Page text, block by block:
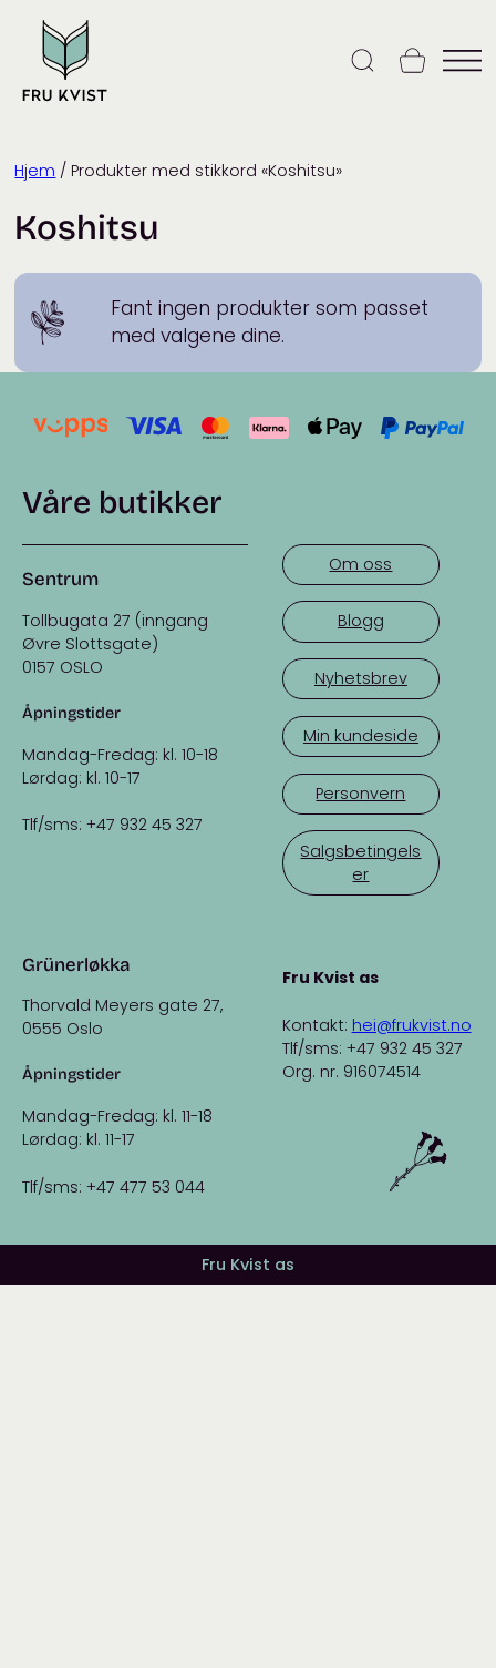
content
Hjem / Produkter med stikkord «Koshitsu»
Koshitsu
Fant ingen produkter som passet
med valgene dine.
Våre butikker
Sentrum
Tollbugata 27 (inngang
Øvre Slottsgate)
0157 OSLO
Åpningstider
Mandag-Fredag: kl. 10-18
Lørdag: kl. 10-17
Tlf/sms: +47 932 45 327
Grünerløkka
Thorvald Meyers gate 27,
0555 Oslo
Åpningstider
Mandag-Fredag: kl. 11-18
Lørdag: kl. 11-17
Tlf/sms: +47 477 53 044
Om oss
Blogg
Nyhetsbrev
Min kundeside
Personvern
Salgsbetingels
er
Fru Kvist as
Kontakt: hei@frukvist.no
Tlf/sms: +47 932 45 327
Org. nr. 916074514
Fru Kvist as